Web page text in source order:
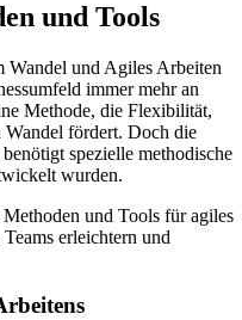
und Tools
Wandel und Agiles Arbeiten
immer mehr an
Methode, die Flexibilität,
fördert. Doch die
spezielle methodische
wurden.
und Tools für agiles
erleichtern und